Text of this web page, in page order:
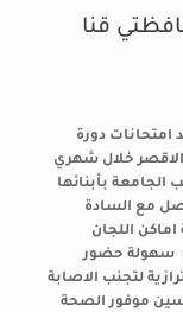
قنا
امتحانات دورة
والاقصر خلال شهري
الجامعة بأبنائها
مع السادة
اللجان
سهولة حضور
لتجنب الاصابة
موفور الصحة